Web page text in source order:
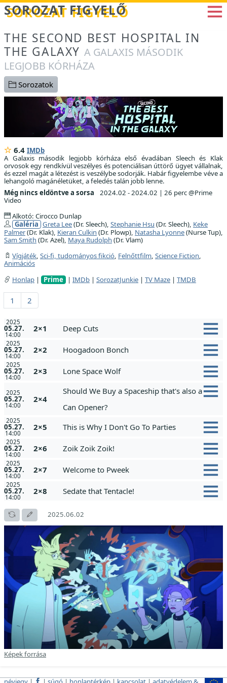
Betöltés...
SOROZAT FIGYELŐ
THE SECOND BEST HOSPITAL IN
THE GALAXY A GALAXIS MÁSODIK
LEGJOBB KÓRHÁZA
Sorozatok
6.4 IMDb
A Galaxis második legjobb kórháza első évadában Sleech és Klak
orvosok egy rendkívül veszélyes és potenciálisan úttörő ügyet vállalnak,
és ezzel magát a létezést is veszélybe sodorják. Habár figyelembe véve a
lehangoló magánéletüket, a feledés talán jobb lenne.
Még nincs eldöntve a sorsa
2024.02 - 2024.02 | 26 perc @Prime
Video
Alkotó: Cirocco Dunlap
Galéria Greta Lee(Dr. Sleech), Stephanie Hsu (Dr. Sleech), Keke
Palmer(Dr. Klak), Kieran Culkin (Dr. Plowp), Natasha Lyonne(Nurse Tup),
Sam Smith (Dr. Azel), Maya Rudolph (Dr. Vlam)
Vígjáték, Sci-fi, tudományos fikció, Felnőttfilm, Science Fiction,
Animációs
Honlap | Prime | IMDb | SorozatJunkie | TV Maze | TMDB
1 2
2025
05.27.
14:00
2×1 Deep Cuts
2025
05.27.
14:00
2×2 Hoogadoon Bonch
2025
05.27.
14:00
2×3 Lone Space Wolf
2025
05.27.
14:00
2×4
Should We Buy a Spaceship that's also a
Can Opener?
2025
05.27.
14:00
2×5 This is Why I Don't Go To Parties
2025
05.27.
14:00
2×6 Zoik Zoik Zoik!
2025
05.27.
14:00
2×7 Welcome to Pweek
2025
05.27.
14:00
2×8 Sedate that Tentacle!
2025.06.02
Képek forrása